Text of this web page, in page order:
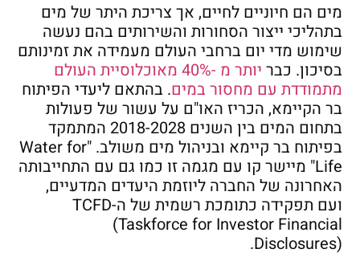
מים הם חיוניים לחיים, אך צריכת היתר של מים
בתהליכי ייצור הסחורות והשירותים בהם נעשה
שימוש מדי יום ברחבי העולם מעמידה את זמינותם
בסיכון. כבר
יותר מ -40% מאוכלוסיית העולם
מתמודדת עם מחסור במים. בהתאם ליעדי הפיתוח
בר הקיימא, הכריז האו"ם על עשור של פעולות
בתחום המים בין השנים 2018-2028 המתמקד
בפיתוח בר קיימא ובניהול מים משולב. "Water for
Life" מיישר קו עם מגמה זו כמו גם עם התחייבותה
האחרונה של החברה ליוזמת היעדים המדעיים,
ועם תפקידה כתומכת רשמית של ה-TCFD
(Taskforce for Investor Financial
Disclosures).